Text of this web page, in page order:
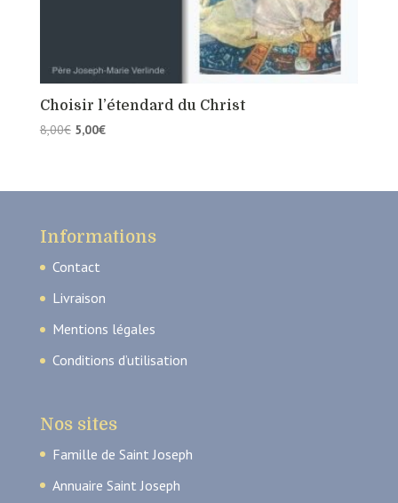
Choisir l’étendard du Christ
8,00€ Le
était :
5,00€Le
est :
Informations
Contact
Livraison
Mentions légales
Conditions d’utilisation
Nos sites
Famille de Saint Joseph
Annuaire Saint Joseph